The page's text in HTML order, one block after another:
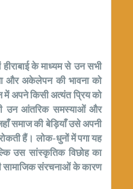
के माध्यम से उन सभी
और अकेलेपन की भावना को
में अपने किसी अत्यंत प्रिय को
उन आंतरिक समस्याओं और
समाज की बेड़ियाँ उसे अपनी
हैं। लोक-धुनों में पगा यह
उस सांस्कृतिक विछोह का
सामाजिक संरचनाओं के कारण